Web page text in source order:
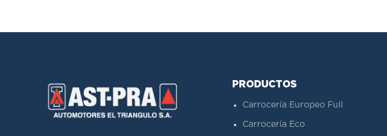
PRODUCTOS
Carrocería Europeo Full
Carrocería Eco